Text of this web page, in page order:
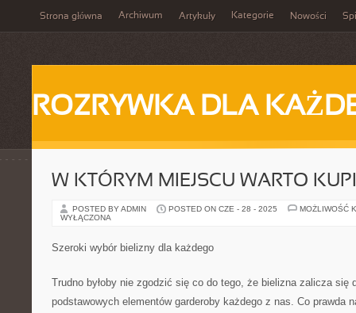
Strona główna Archiwum Artykuły Kategorie Nowości
ROZRYWKA DLA
W KTÓRYM MIEJSCU WARTO
POSTED BY ADMIN POSTED ON CZE - 28 - 2025
MOŻLIWOŚĆ
WYŁĄCZONA
Szeroki wybór bielizny dla każdego
Trudno byłoby nie zgodzić się co do tego, że bielizna zalicza się
podstawowych elementów garderoby każdego z nas. Co prawda